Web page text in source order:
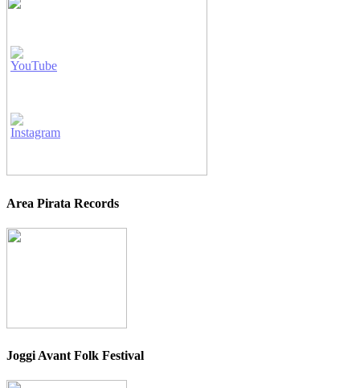
Area Pirata Records
Joggi Avant Folk Festival